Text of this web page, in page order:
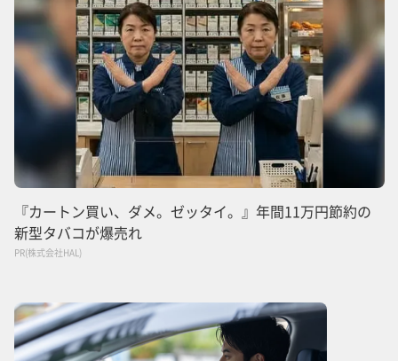
『カートン買い、ダメ。ゼッタイ。』年間11万円節約の
新型タバコが爆売れ
PR(株式会社HAL)